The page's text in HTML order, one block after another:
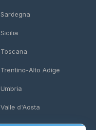
Sardegna
Sicilia
Toscana
Trentino-Alto Adige
Umbria
Valle d'Aosta
Veneto